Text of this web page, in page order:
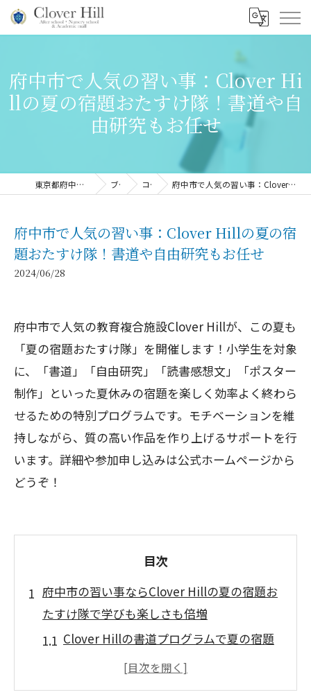
府中市で人気の習い事：Clover Hi
llの夏の宿題おたすけ隊！書道や自
由研究もお任せ
東京都府中市の習い事ならClover Hill ブログ コラム 府中市で人気の習い事：Clover Hillの夏の宿題おたすけ隊！書道や自由研究もお任せ
府中市で人気の習い事：Clover Hillの夏の宿
題おたすけ隊！書道や自由研究もお任せ
2024/06/28
府中市で人気の教育複合施設Clover Hillが、この夏も
「夏の宿題おたすけ隊」を開催します！小学生を対象
に、「書道」「自由研究」「読書感想文」「ポスター
制作」といった夏休みの宿題を楽しく効率よく終わら
せるための特別プログラムです。モチベーションを維
持しながら、質の高い作品を作り上げるサポートを行
います。詳細や参加申し込みは公式ホームページから
どうぞ！
目次
府中市の習い事ならClover Hillの夏の宿題お
たすけ隊で学びも楽しさも倍増
Clover Hillの書道プログラムで夏の宿題
を効率よくクリア
自由研究のアイデアを豊富に提供する